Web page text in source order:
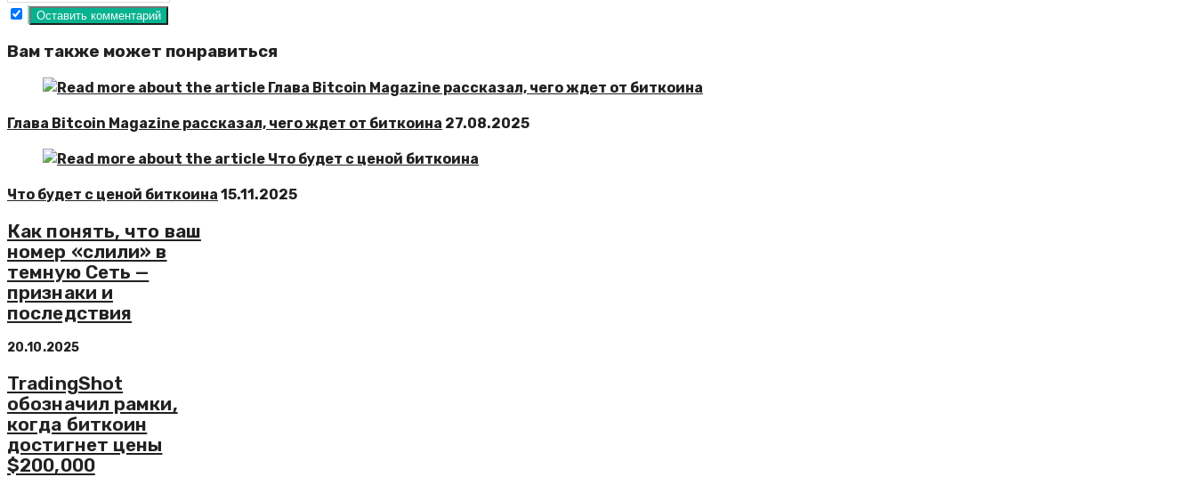
Вам также может понравиться
Глава Bitcoin Magazine рассказал, чего ждет от биткоина 27.08.2025
Что будет с ценой биткоина 15.11.2025
Как понять, что ваш
номер «слили» в
темную Сеть —
признаки и
последствия
20.10.2025
TradingShot
обозначил рамки,
когда биткоин
достигнет цены
$200,000